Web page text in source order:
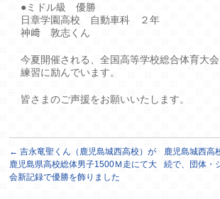
●ミドル級 優勝
日章学園高校 自動車科 ２年
神﨑 敦志くん
今夏開催される、全国高等学校総合体育大
練習に励んでいます。
皆さまのご声援をお願いいたします。
← 吉永竜聖くん（鹿児島城西高校）が
鹿児島県高校総体男子1500Ｍ走にて大
会新記録で優勝を飾りました
鹿児島城西高
続で、団体・